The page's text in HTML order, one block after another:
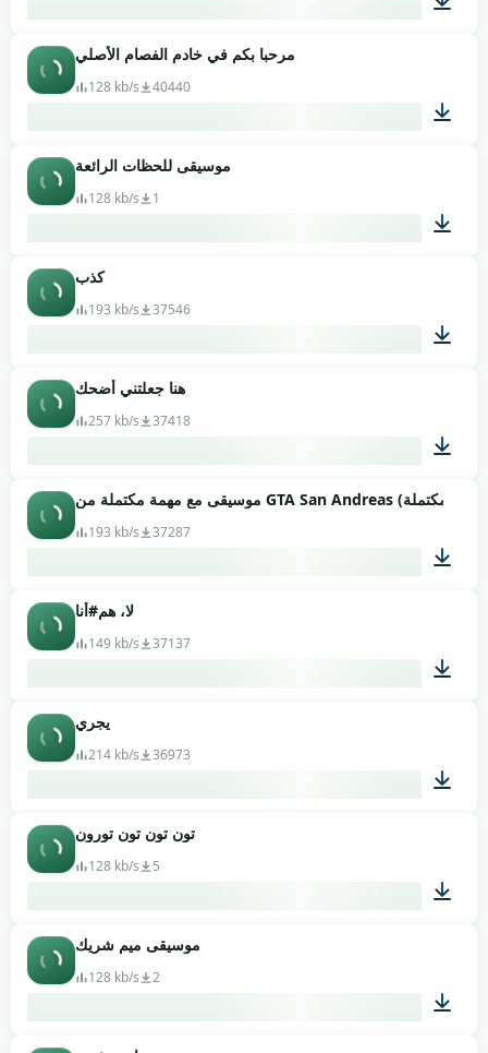
مرحبا بكم في خادم الفصام الأصلي
128 kb/s 40440
موسيقى للحظات الرائعة
128 kb/s 1
كذب
193 kb/s 37546
هنا جعلتني أضحك
257 kb/s 37418
00:09
193 kb/s
37287
لا، هم#أنا
149 kb/s 37137
يجري
214 kb/s 36973
تون تون تون تورون
128 kb/s 5
موسيقى ميم شريك
128 kb/s 2